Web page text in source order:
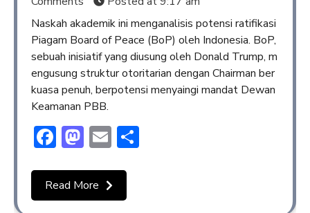
Naskah akademik ini menganalisis potensi ratifikasi
Piagam Board of Peace (BoP) oleh Indonesia. BoP,
sebuah inisiatif yang diusung oleh Donald Trump, m
engusung struktur otoritarian dengan Chairman ber
kuasa penuh, berpotensi menyaingi mandat Dewan
Keamanan PBB.
Facebook
Mastodon
Email
Read More